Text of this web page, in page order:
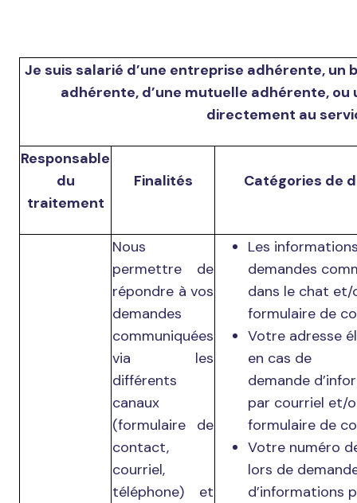
Je suis salarié d’une entreprise adhérente, un
adhérente, d’une mutuelle adhérente,
directement au
Responsable
du
traitement
Finalités Catégories de
Nous
permettre de
répondre à vos
demandes
communiquées
via les
différents
canaux
(formulaire de
contact,
courriel,
téléphone) et
Les
demandes
dans le chat et/
formulaire de
Votre adresse
en cas de
demande
par courriel et/
formulaire de
Votre numéro
lors de
d’informations